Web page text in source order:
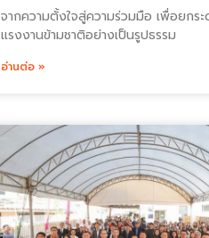
จากความตั้งใจสู่ความร่วมมือ เพื่อยกร
แรงงานข้ามชาติอย่างเป็นรูปธรรม
อ่านต่อ »